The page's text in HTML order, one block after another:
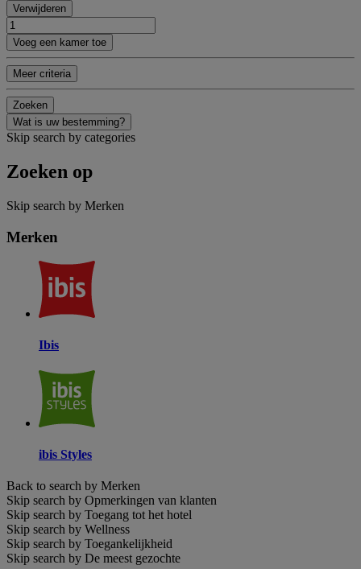
Verwijderen
Voeg een kamer toe
Meer criteria
Zoeken
Wat is uw bestemming?
Skip search by categories
Zoeken op
Skip search by Merken
Merken
Ibis
ibis Styles
Back to search by Merken
Skip search by Opmerkingen van klanten
Skip search by Toegang tot het hotel
Skip search by Wellness
Skip search by Toegankelijkheid
Skip search by De meest gezochte